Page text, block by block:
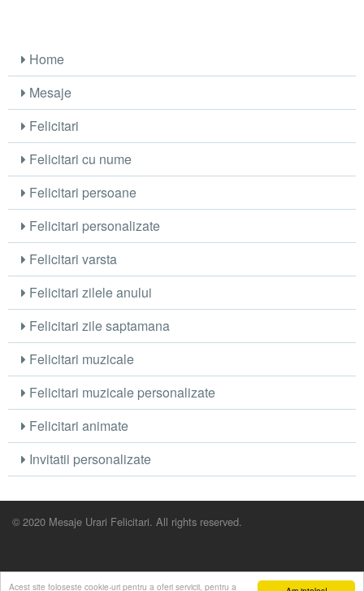
Acest site foloseste cookie-uri pentru a oferi servicii, pentru a
Home
Mesaje
Felicitari
Felicitari cu nume
Felicitari persoane
Felicitari personalizate
Felicitari varsta
Felicitari zilele anului
Felicitari zile saptamana
Felicitari muzicale
Felicitari muzicale personalizate
Felicitari animate
Invitatii personalizate
© 2020 Mesaje Urari Felicitari. All rights reserved.